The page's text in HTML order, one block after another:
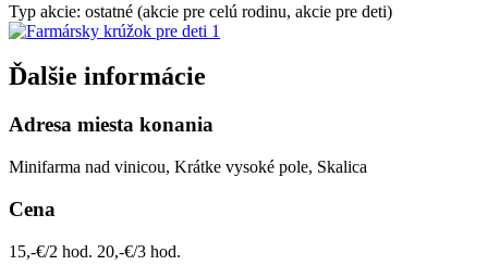
Typ akcie: ostatné (akcie pre celú rodinu, akcie pre deti)
Ďalšie informácie
Adresa miesta konania
Minifarma nad vinicou, Krátke vysoké pole, Skalica
Cena
15,-€/2 hod. 20,-€/3 hod.